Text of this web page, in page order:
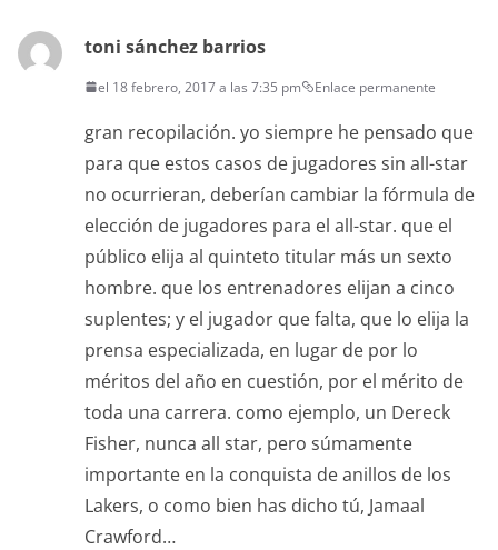
toni sánchez barrios
el 18 febrero, 2017 a las 7:35 pm Enlace permanente
gran recopilación. yo siempre he pensado que
para que estos casos de jugadores sin all-star
no ocurrieran, deberían cambiar la fórmula de
elección de jugadores para el all-star. que el
público elija al quinteto titular más un sexto
hombre. que los entrenadores elijan a cinco
suplentes; y el jugador que falta, que lo elija la
prensa especializada, en lugar de por lo
méritos del año en cuestión, por el mérito de
toda una carrera. como ejemplo, un Dereck
Fisher, nunca all star, pero súmamente
importante en la conquista de anillos de los
Lakers, o como bien has dicho tú, Jamaal
Crawford…